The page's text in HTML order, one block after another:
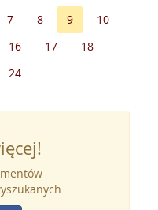
7 8 9
10
16 17
18
24